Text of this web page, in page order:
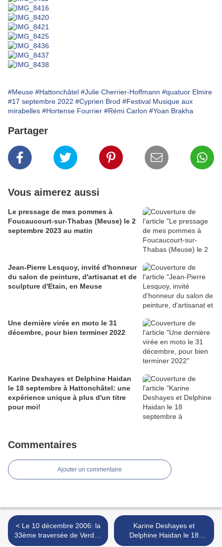
#Meuse #Hattonchâtel #Julie Cherrier-Hoffmann #quatuor Elmire
#17 septembre 2022 #Cyprien Brod #Festival Musique aux
mirabelles #Hortense Fourrier #Rémi Carlon #Yoan Brakha
Partager
Vous aimerez aussi
Le pressage de mes pommes à
Foucaucourt-sur-Thabas (Meuse) le 2
septembre 2023 au matin
Jean-Pierre Lesquoy, invité d'honneur
du salon de peinture, d'artisanat et de
sculpture d'Etain, en Meuse
Une dernière virée en moto le 31
décembre, pour bien terminer 2022
Karine Deshayes et Delphine Haidan
le 18 septembre à Hattonchâtel: une
expérience unique à plus d'un titre
pour moi!
Commentaires
Ajouter un commentaire
< Le 10 décembre 2006: la
33ème traversée de Verdun
en nage avec palmes
Karine Deshayes et
Delphine Haidan le 18
septembre à Hattonchâtel: